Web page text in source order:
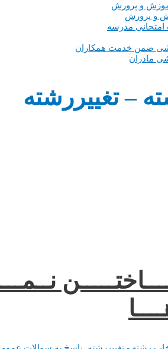
و پرورش
و پرورش
امتحانی مدرسه
ضمن خدمت همکاران
مادران
– تغییررشته